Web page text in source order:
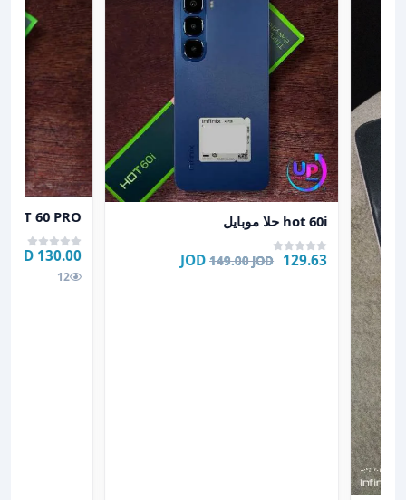
عرض تفاصيل hot 60i حلا موبايل
hot 60i حلا موبايل
129.63 JOD
149.00 JOD
60 PRO
130.00 JOD
12